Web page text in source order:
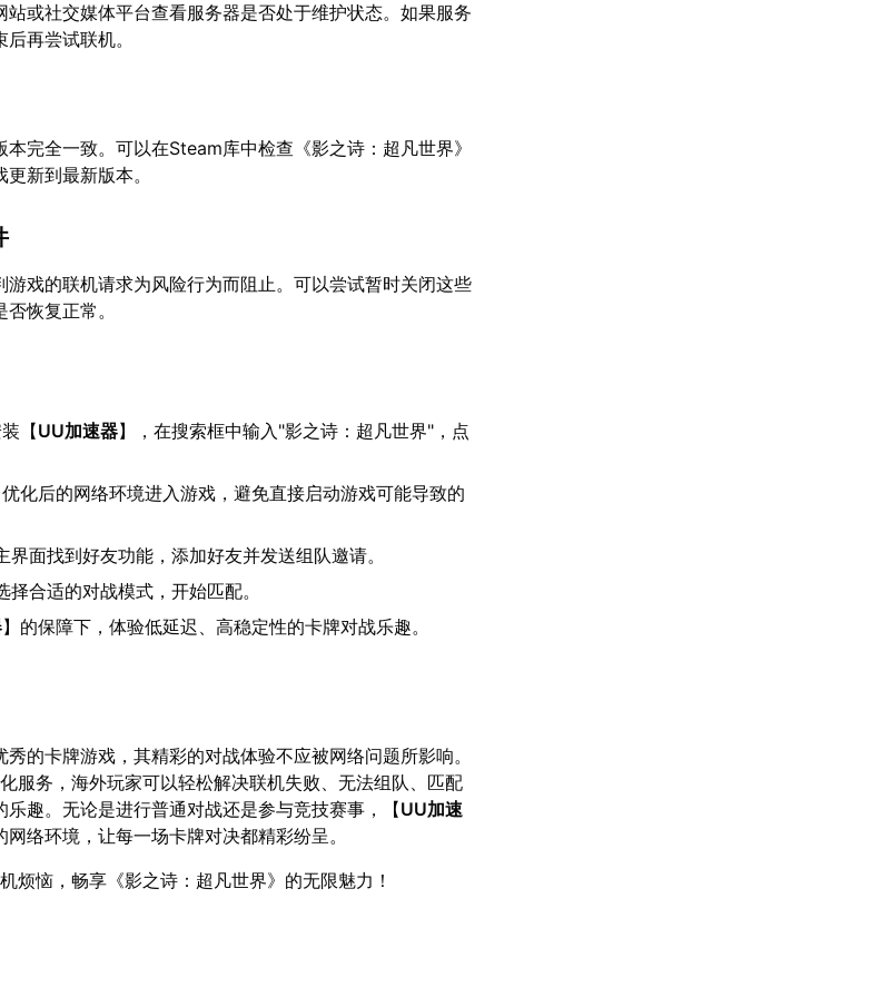
或社交媒体平台查看服务器是否处于维护状态。如果服务
再尝试联机。
完全一致。可以在Steam库中检查《影之诗：超凡世界》
新到最新版本。
戏的联机请求为风险行为而阻止。可以尝试暂时关闭这些
恢复正常。
【UU加速器】，在搜索框中输入"影之诗：超凡世界"，点
优化后的网络环境进入游戏，避免直接启动游戏可能导致的
界面找到好友功能，添加好友并发送组队邀请。
择合适的对战模式，开始匹配。
】的保障下，体验低延迟、高稳定性的卡牌对战乐趣。
秀的卡牌游戏，其精彩的对战体验不应被网络问题所影响。
服务，海外玩家可以轻松解决联机失败、无法组队、匹配
趣。无论是进行普通对战还是参与竞技赛事，【UU加速
络环境，让每一场卡牌对决都精彩纷呈。
烦恼，畅享《影之诗：超凡世界》的无限魅力！